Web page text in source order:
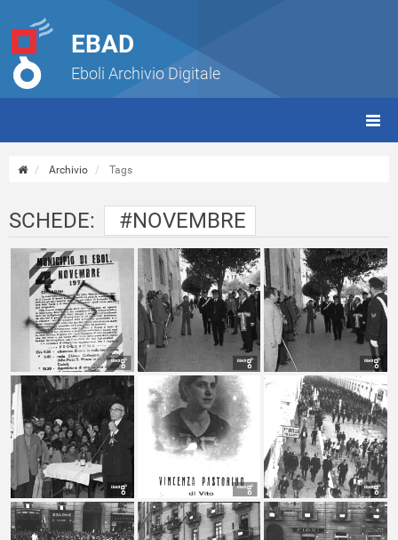
EBAD
Eboli Archivio Digitale
Archivio Tags
SCHEDE: #NOVEMBRE